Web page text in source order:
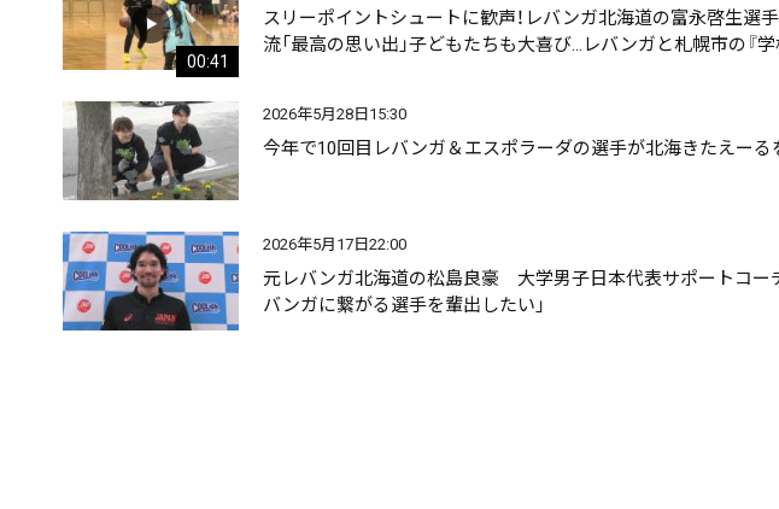
00:41
スリーポイントシュートに歓声！レバンガ北海道の富永啓生
流「最高の思い出」子どもたちも大喜び…レバンガと札幌市の『
2026年5月28日15:30
今年で10回目レバンガ＆エスポラーダの選手が北海きたえーる
2026年5月17日22:00
元レバンガ北海道の松島良豪 大学男子日本代表サポートコー
バンガに繋がる選手を輩出したい」